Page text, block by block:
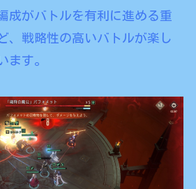
成がバトルを有利に進める重
、戦略性の高いバトルが楽し
ます。